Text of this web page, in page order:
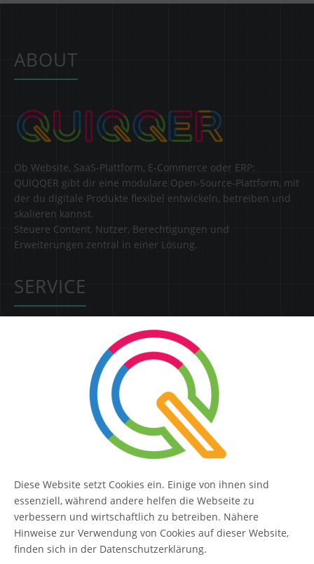
ABOUT
Ob Website, SaaS-Plattform, E-Commerce oder ERP:
QUIQQER gibt dir eine modulare Open-Source-Plattform, mit
der du digitale Produkte flexibel entwickeln, betreiben und
skalieren kannst.
Steuere Content, Nutzer, Berechtigungen und
Erweiterungen zentral in einer Lösung.
SERVICE
QUIQQER
Themen-Übersicht
Themen-Suche
Impressum
QUIQQER unterstützen
Diese Website setzt Cookies ein. Einige von ihnen sind
essenziell, während andere helfen die Webseite zu
verbessern und wirtschaftlich zu betreiben. Nähere
Hinweise zur Verwendung von Cookies auf dieser Website,
finden sich in der Datenschutzerklärung.